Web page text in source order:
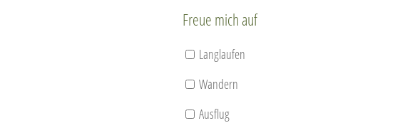
Freue mich auf
Langlaufen
Wandern
Ausflug